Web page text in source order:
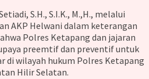
S.H., S.I.K., M.,H., melalui
AKP Helwani dalam keterangan
Polres Ketapang dan jajaran
preemtif dan preventif untuk
di wilayah hukum Polres Ketapang
Hilir Selatan.